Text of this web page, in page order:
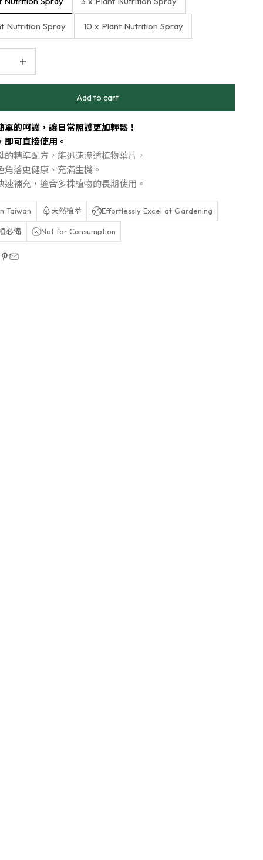
Nutrition Spray 10 x Plant Nutrition Spray
Add to cart
單的呵護，讓日常照護更加輕鬆！
即可直接使用。
的精準配方，能迅速滲透植物葉片，
角落更健康、充滿生機。
速補充，適合多株植物的長期使用。
Taiwan 天然植萃 Effortlessly Excel at Gardening
必備 Not for Consumption